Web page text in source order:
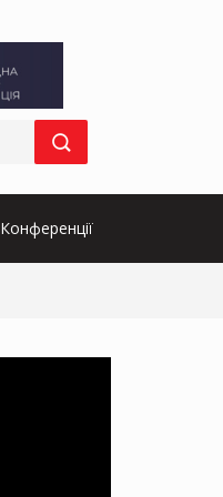
Конференції